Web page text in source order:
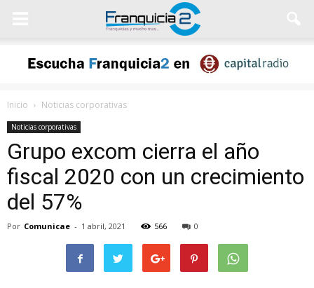
Inicio Noticias corporativas
Noticias corporativas
Grupo excom cierra el año
fiscal 2020 con un crecimiento
del 57%
Por Comunicae - 1 abril, 2021 566 0